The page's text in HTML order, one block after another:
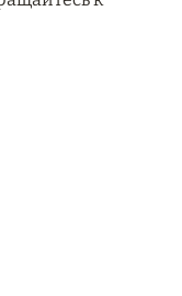
ABU DHABI:
GSTAAD